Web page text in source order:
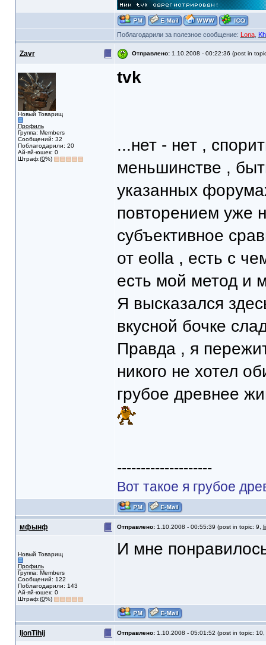
Поблагодарили за полезное сообщение: Lona,
Zavr Отправлено: 1.10.2008 - 00:22:36 (post in
Новый Товарищ
Профиль
Группа: Members
Сообщений: 32
Поблагодарили: 20
Ай-яй-юшек: 0
Штраф:(0%)
tvk
...нет - нет ,
меньшинстве ,
указанных
повторением уже
субъективное
от eolla , есть с
есть мой метод и
Я высказался
вкусной бочке
Правда , я
никого не хотел
грубое древнее
--------------------
Вот такое я грубое
мфынф Отправлено: 1.10.2008 - 00:55:39 (post in topic: 9,
Новый Товарищ
Профиль
Группа: Members
Сообщений: 122
Поблагодарили: 143
Ай-яй-юшек: 0
Штраф:(0%)
И мне
IjonTihij Отправлено: 1.10.2008 - 05:01:52 (post in topic: 10,